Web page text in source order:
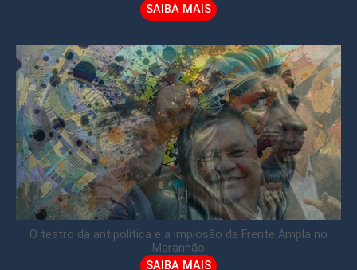
SAIBA MAIS
O teatro da antipolítica e a implosão da Frente Ampla no
Maranhão
SAIBA MAIS